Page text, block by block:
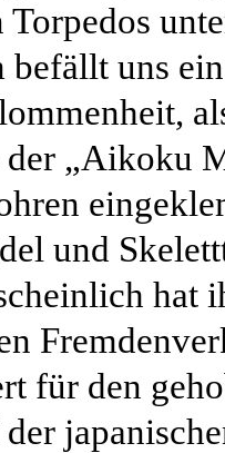
befällt uns
„Aikoku
und
hat
für den